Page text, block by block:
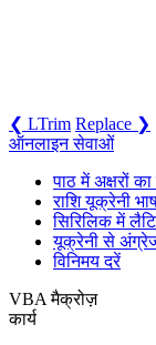
❮ LTrim Replace ❯
ऑनलाइन सेवाओं
पाठ में अक्षरों
राशि यूक्रेनी
सिरिलिक में
यूक्रेनी से
विनिमय दरें
VBA मैक्रोज़
कार्य